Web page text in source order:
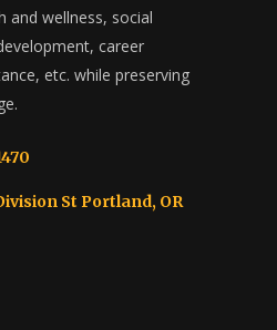
and wellness, social
career
etc. while preserving
St Portland, OR